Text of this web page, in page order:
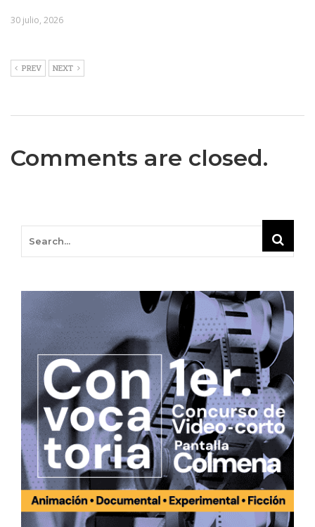
30 julio, 2026
PREV NEXT
Comments are closed.